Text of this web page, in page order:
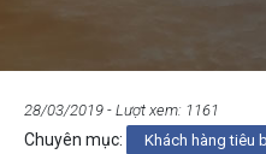
28/03/2019 - Lượt xem: 1161
Chuyên mục: Khách hàng tiêu